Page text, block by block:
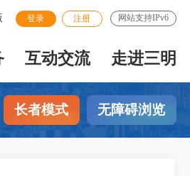
登录 注册 网站支持IPv6
互动交流 走进三明
长者模式 无障碍浏览